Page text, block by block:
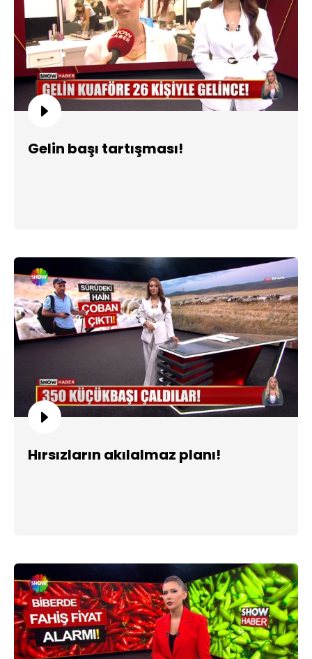
Gelin başı tartışması!
Hırsızların akılalmaz planı!